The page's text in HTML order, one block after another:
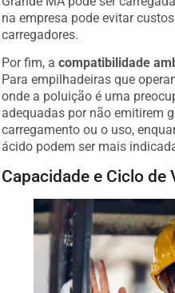
na empresa pode evitar
carregadores.
Por fim, acompatibilidade
Para empilhadeiras que
onde a poluição é uma
adequadas por não emitirem
carregamento ou o uso,
ácido podem ser mais
Capacidade e Ciclo de